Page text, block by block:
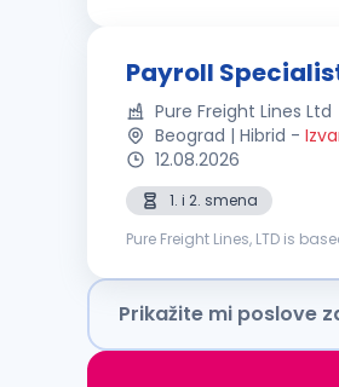
Payroll
Pure Freight Lines Ltd
Beograd | Hibrid -
12.08.2026
1. i 2. smena
Pure Freight Lines, LTD is
Prikažite mi poslove